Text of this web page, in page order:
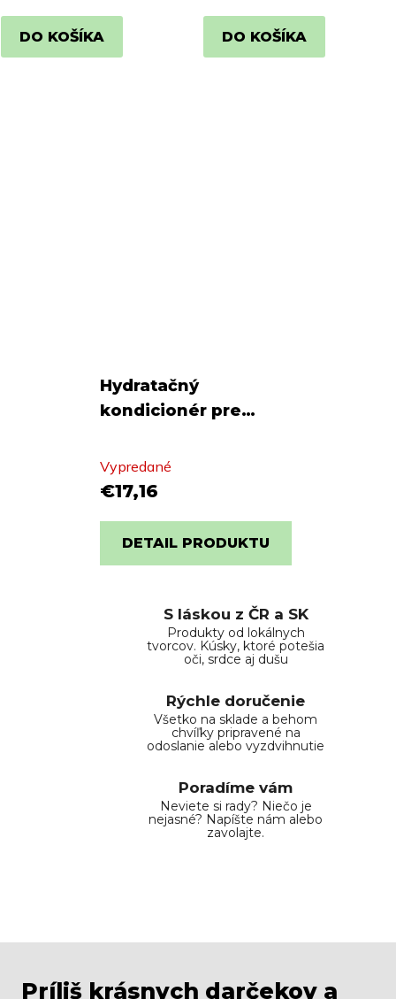
DO KOŠÍKA DO KOŠÍKA
Hydratačný
kondicionér pre
VOONO 250ml
Vypredané
€17,16
DETAIL PRODUKTU
S láskou z ČR a SK
Produkty od lokálnych
tvorcov. Kúsky, ktoré potešia
oči, srdce aj dušu
Rýchle doručenie
Všetko na sklade a behom
chvíľky pripravené na
odoslanie alebo vyzdvihnutie
Poradíme vám
Neviete si rady? Niečo je
nejasné? Napíšte nám alebo
zavolajte.
Príliš krásnych darčekov a